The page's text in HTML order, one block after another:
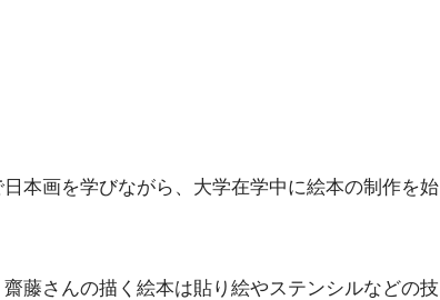
本画を学びながら、大学在学中に絵本の制作を始
藤さんの描く絵本は貼り絵やステンシルなどの技